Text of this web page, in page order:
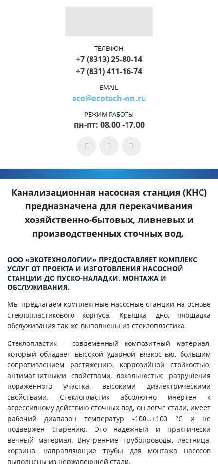
ТЕЛЕФОН
+7 (8313) 25-80-14
+7 (831) 411-16-74
EMAIL
eco@ecotech-nn.ru
РЕЖИМ РАБОТЫ
пн-пт: 08.00 -17.00
Канализационная насосная станция (КНС)
предназначена для перекачивания
хозяйственно-бытовых, ливневых и
производственных сточных вод.
ООО «ЭКОТЕХНОЛОГИИ» ПРЕДОСТАВЛЯЕТ КОМПЛЕКС
УСЛУГ ОТ ПРОЕКТА И ИЗГОТОВЛЕНИЯ НАСОСНОЙ
СТАНЦИИ ДО ПУСКО-НАЛАДКИ, МОНТАЖА И
ОБСЛУЖИВАНИЯ.
Мы предлагаем комплектные насосные станции на основе
стеклопластикового корпуса. Крышка, дно, площадка
обслуживания так же выполнены из стеклопластика.
Стеклопластик - современный композитный материал,
который обладает высокой ударной вязкостью, большим
сопротивлением растяжению, коррозийной стойкостью,
антимагнитными свойствами, локальностью разрушения
пораженного участка, высокими диэлектрическими
свойствами. Стеклопластик абсолютно инертен к
агрессивному действию сточных вод, он легче стали, имеет
рабочий диапазон температур -100…+100 °С и не
подвержен старению. Это надежный и практически
вечный материал. Внутренние трубопроводы, лестница,
корзина, направляющие трубы для монтажа насосов
выполнены из нержавеющей стали.